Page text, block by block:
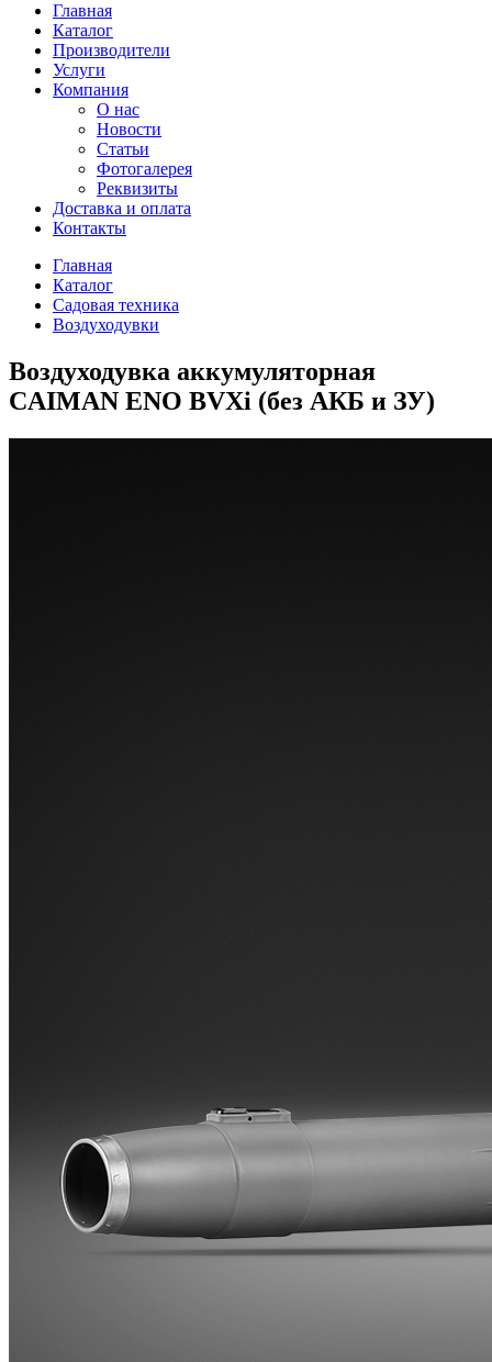
Главная
Каталог
Производители
Услуги
Компания
О нас
Новости
Статьи
Фотогалерея
Реквизиты
Доставка и оплата
Контакты
Главная
Каталог
Садовая техника
Воздуходувки
Воздуходувка аккумуляторная
CAIMAN ENO BVXi (без АКБ и ЗУ)